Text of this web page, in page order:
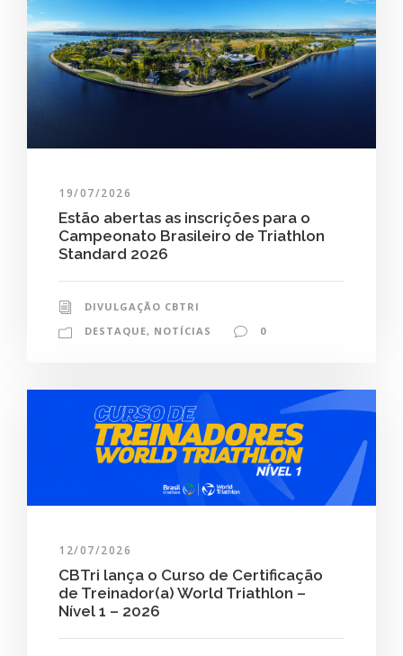
19/07/2026
Estão abertas as inscrições para o
Campeonato Brasileiro de Triathlon
Standard 2026
DIVULGAÇÃO CBTRI
DESTAQUE, NOTÍCIAS 0
12/07/2026
CBTri lança o Curso de Certificação
de Treinador(a) World Triathlon –
Nível 1 – 2026